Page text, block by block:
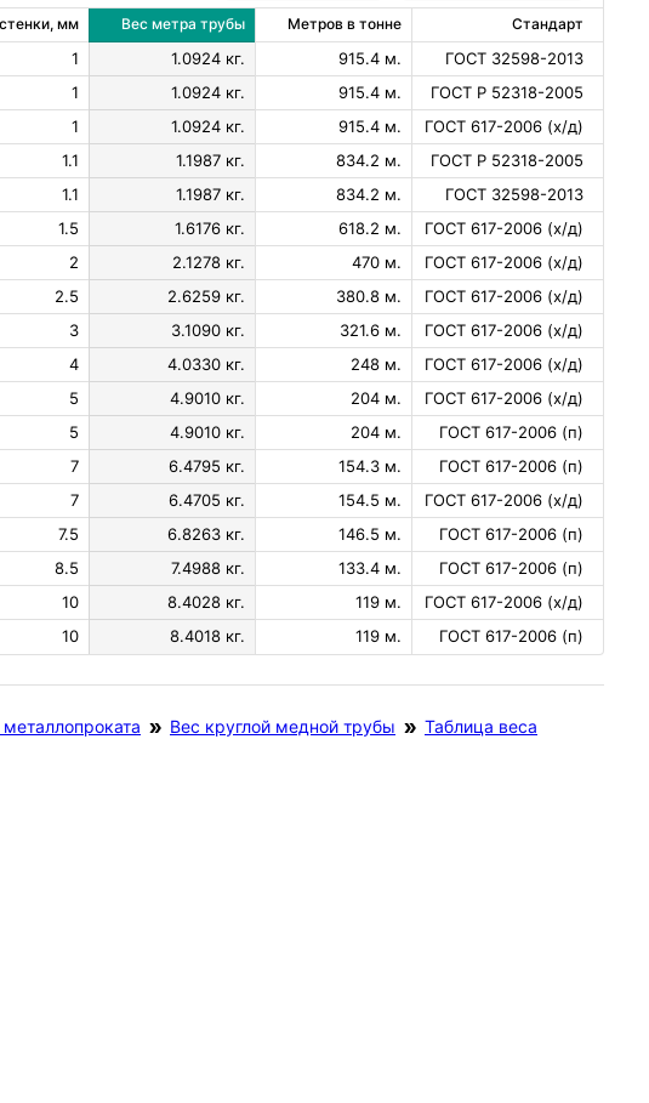
мм Вес метра трубы Метров в тонне Стандарт
1 1.0924 кг. 915.4 м.
ГОСТ 32598-2013
1 1.0924 кг. 915.4 м.
ГОСТ Р 52318-2005
1 1.0924 кг. 915.4 м.
ГОСТ 617-2006 (х/д)
1.1 1.1987 кг. 834.2 м.
ГОСТ Р 52318-2005
1.1 1.1987 кг. 834.2 м.
ГОСТ 32598-2013
1.5 1.6176 кг. 618.2 м.
ГОСТ 617-2006 (х/д)
2 2.1278 кг. 470 м.
ГОСТ 617-2006 (х/д)
2.5 2.6259 кг. 380.8 м.
ГОСТ 617-2006 (х/д)
3 3.1090 кг. 321.6 м.
ГОСТ 617-2006 (х/д)
4 4.0330 кг. 248 м.
ГОСТ 617-2006 (х/д)
5 4.9010 кг. 204 м.
ГОСТ 617-2006 (х/д)
5 4.9010 кг. 204 м.
ГОСТ 617-2006 (п)
7 6.4795 кг. 154.3 м.
ГОСТ 617-2006 (п)
7 6.4705 кг. 154.5 м.
ГОСТ 617-2006 (х/д)
7.5 6.8263 кг. 146.5 м.
ГОСТ 617-2006 (п)
8.5 7.4988 кг. 133.4 м.
ГОСТ 617-2006 (п)
10 8.4028 кг. 119 м.
ГОСТ 617-2006 (х/д)
10 8.4018 кг. 119 м. ГОСТ 617-2006 (п)
Вес круглой медной трубы
Таблица веса